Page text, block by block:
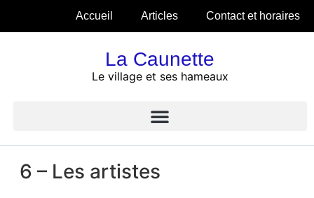
Accueil Articles Contact et horaires
La Caunette
Le village et ses hameaux
6 – Les artistes